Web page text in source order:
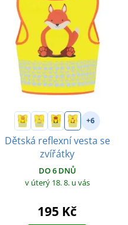
+6
Dětská reflexní vesta se
zvířátky
DO 6 DNŮ
v úterý 18. 8. u vás
195 Kč